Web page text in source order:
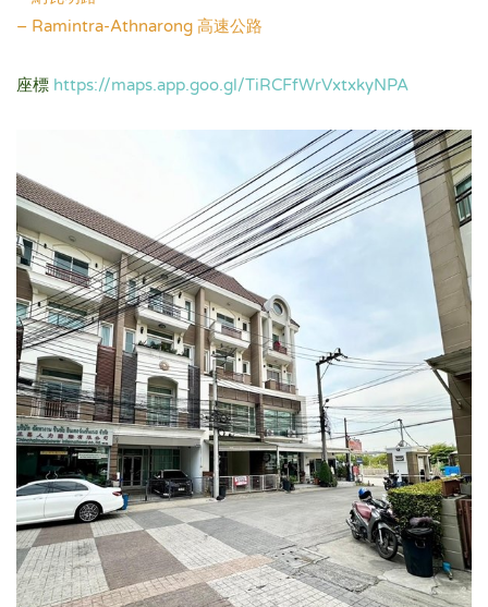
– Ramintra-Athnarong 高速公路
座標 https://maps.app.goo.gl/TiRCFfWrVxtxkyNPA